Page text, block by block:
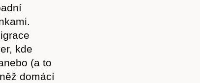
kde
(a to
domácí